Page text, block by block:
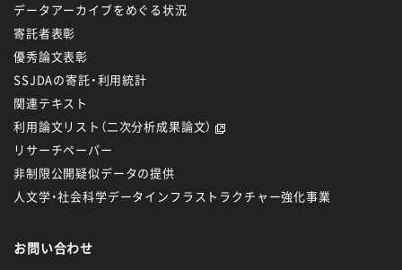
1808「大学の教育マネジメントに関する理事・副学長調査,
2020」（東京大学 大学経営・政策研究センター）を公開しま
した。
データアーカイブをめぐる状況
寄託者表彰
優秀論文表彰
SSJDAの寄託・利用統計
関連テキスト
利用論文リスト（二次分析成果論文）
リサーチペーパー
非制限公開疑似データの提供
人文学・社会科学データインフラストラクチャー強化事業
お問い合わせ